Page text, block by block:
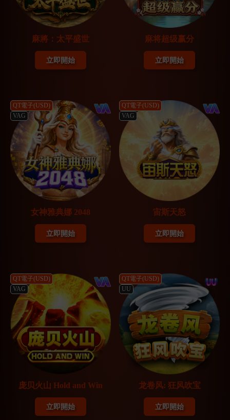
麻將：太平盛世
立即開始
麻将超级赢分
立即開始
QT電子(USD)
VAG
女神雅典娜 2048
立即開始
QT電子(USD)
VAG
宙斯天怒
立即開始
QT電子(USD)
VAG
庞贝火山 Hold and Win
立即開始
QT電子(USD)
UU
龙卷风: 狂风吹宝
立即開始